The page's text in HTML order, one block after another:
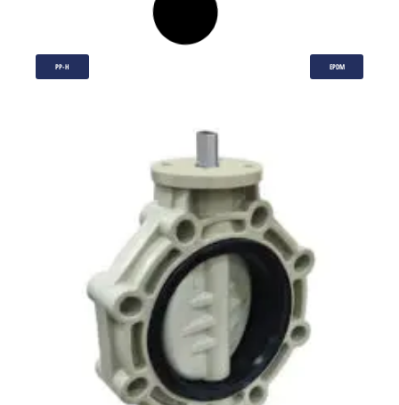
PP-H EPDM